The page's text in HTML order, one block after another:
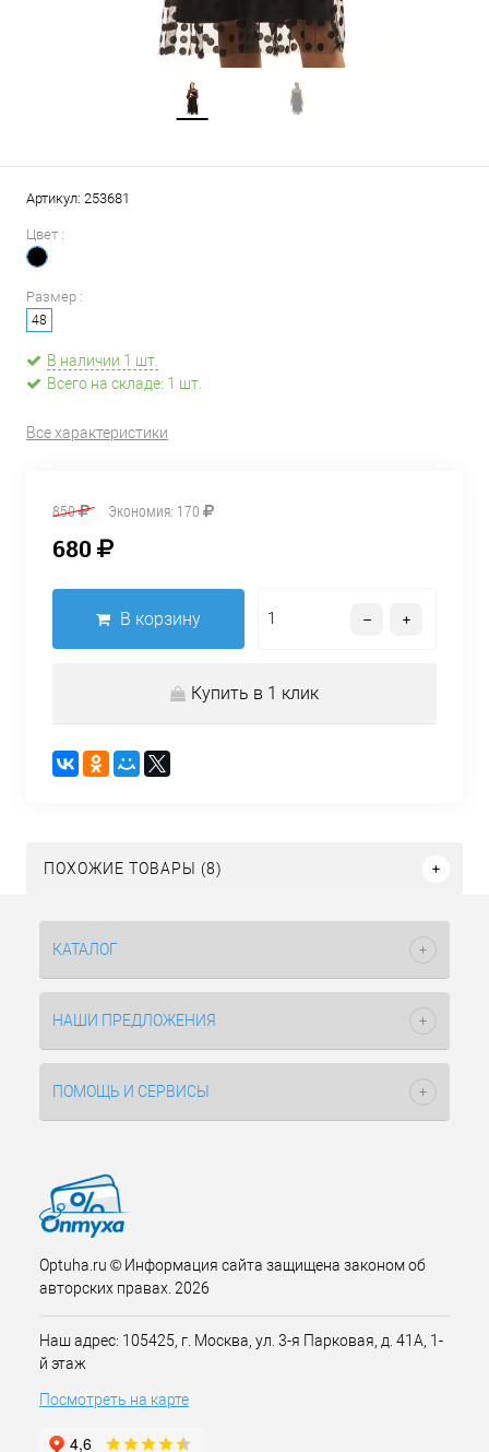
Артикул: 253681
Цвет :
Размер :
48
В наличии 1 шт.
Всего на складе: 1 шт.
Все характеристики
850 Экономия: 170
680
В корзину
Купить в 1 клик
ПОХОЖИЕ ТОВАРЫ (8)
КАТАЛОГ
НАШИ ПРЕДЛОЖЕНИЯ
ПОМОЩЬ И СЕРВИСЫ
Optuha.ru © Информация сайта защищена законом об
авторских правах. 2026
Наш адрес: 105425, г. Москва, ул. 3-я Парковая, д. 41А, 1-
й этаж
Посмотреть на карте